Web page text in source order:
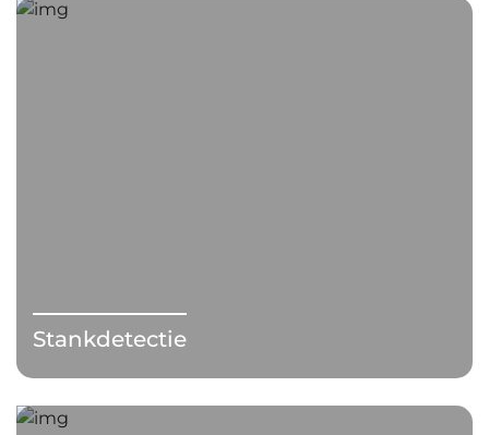
Stankdetectie